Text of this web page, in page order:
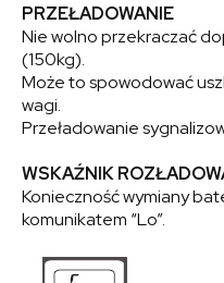
PRZEŁADOWANIE
Nie wolno przekraczać
(150kg).
Może to spowodować
wagi.
Przeładowanie
WSKAŹNIK
Konieczność wymiany
komunikatem “Lo”.